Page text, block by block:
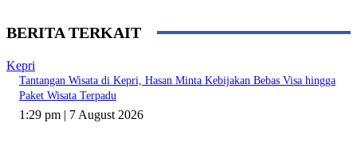
BERITA TERKAIT
Kepri
Tantangan Wisata di Kepri, Hasan Minta Kebijakan Bebas Visa hingga
Paket Wisata Terpadu
1:29 pm | 7 August 2026